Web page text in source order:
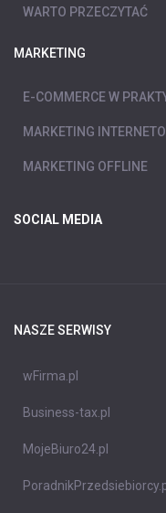
WARTO PRZECZYTAĆ
MARKETING
E-COMMERCE W
MARKETING
MARKETING OFFLINE
SOCIAL MEDIA
NASZE SERWISY
wFirma.pl
Business-tax.pl
MojeBiuro24.pl